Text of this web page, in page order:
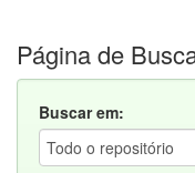
Página de
Buscar em: